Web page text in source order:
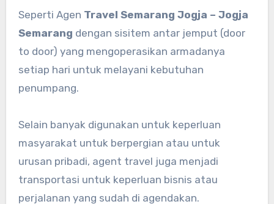
Seperti Agen Travel Semarang Jogja – Jogja
Semarang dengan sisitem antar jemput (door
to door) yang mengoperasikan armadanya
setiap hari untuk melayani kebutuhan
penumpang.
Selain banyak digunakan untuk keperluan
masyarakat untuk berpergian atau untuk
urusan pribadi, agent travel juga menjadi
transportasi untuk keperluan bisnis atau
perjalanan yang sudah di agendakan.